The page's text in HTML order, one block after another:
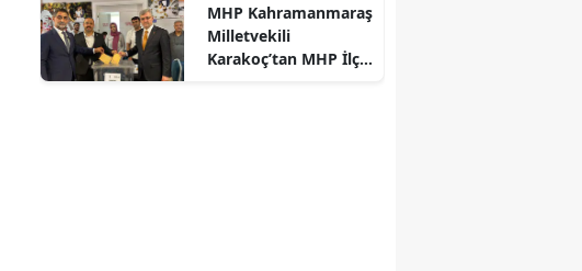
MHP Kahramanmaraş
Milletvekili
Karakoç’tan MHP İlçe